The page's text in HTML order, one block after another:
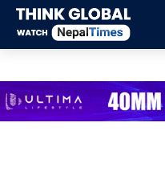
Skip
content